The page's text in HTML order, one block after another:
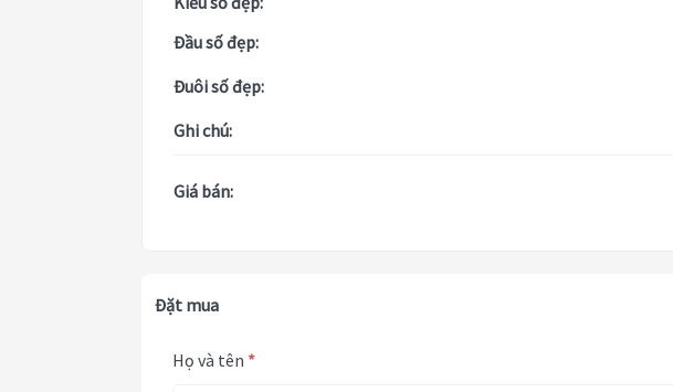
Đầu số đẹp:
Đuôi số đẹp:
Ghi chú:
Giá bán:
Đặt mua
Họ và tên *